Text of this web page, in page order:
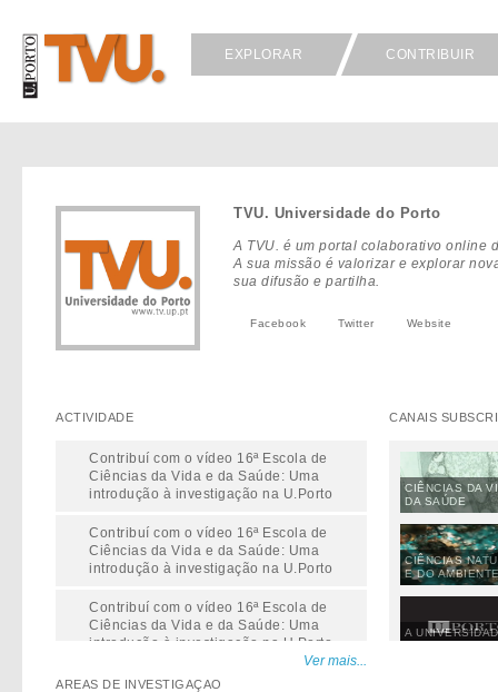
EXPLORAR CONTRIBUIR
TVU. Universidade do Porto
A TVU. é um portal colaborativo online
A sua missão é valorizar e explorar
sua difusão e partilha.
Facebook Twitter Website
ACTIVIDADE
Contribuí com o vídeo 16ª Escola de
Ciências da Vida e da Saúde: Uma
introdução à investigação na U.Porto
Contribuí com o vídeo 16ª Escola de
Ciências da Vida e da Saúde: Uma
introdução à investigação na U.Porto
Contribuí com o vídeo 16ª Escola de
Ciências da Vida e da Saúde: Uma
introdução à investigação na U.Porto
Contribuí com o vídeo O museu como
Ver mais...
CANAIS
CIÊNCIAS DA
DA SAÚDE
CIÊNCIAS
E DO
A
ÁREAS DE INVESTIGAÇÃO